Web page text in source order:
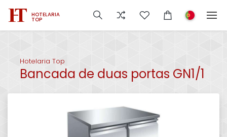
HOTELARIA
TOP
Hotelaria Top
Bancada de duas portas GN1/1